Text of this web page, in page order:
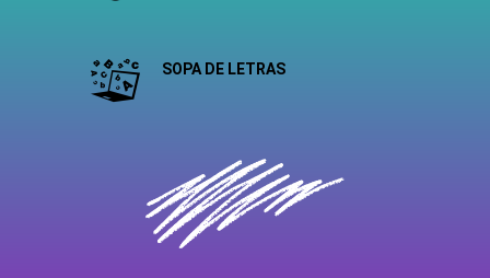
SOPA DE LETRAS